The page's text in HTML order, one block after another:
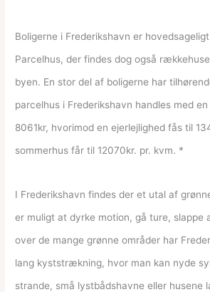
Boligerne i Frederikshavn er
Parcelhus, der findes dog også
byen. En stor del af boligerne har
parcelhus i Frederikshavn handles med
8061kr, hvorimod en ejerlejlighed fås til
sommerhus får til 12070kr. pr. kvm. *
I Frederikshavn findes der et utal af
er muligt at dyrke motion, gå ture, slappe
over de mange grønne områder har
lang kyststrækning, hvor man kan nyde
strande, små lystbådshavne eller husene